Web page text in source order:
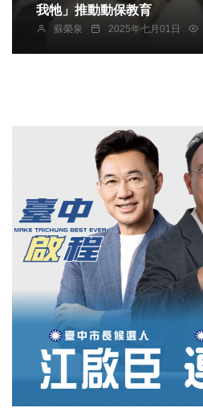
我牠」推動動保教育
蘇榮泉 2025年七月01日